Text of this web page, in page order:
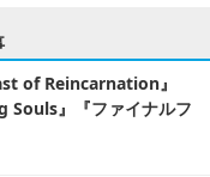
of Reincarnation』
Souls』『ファイナルフ